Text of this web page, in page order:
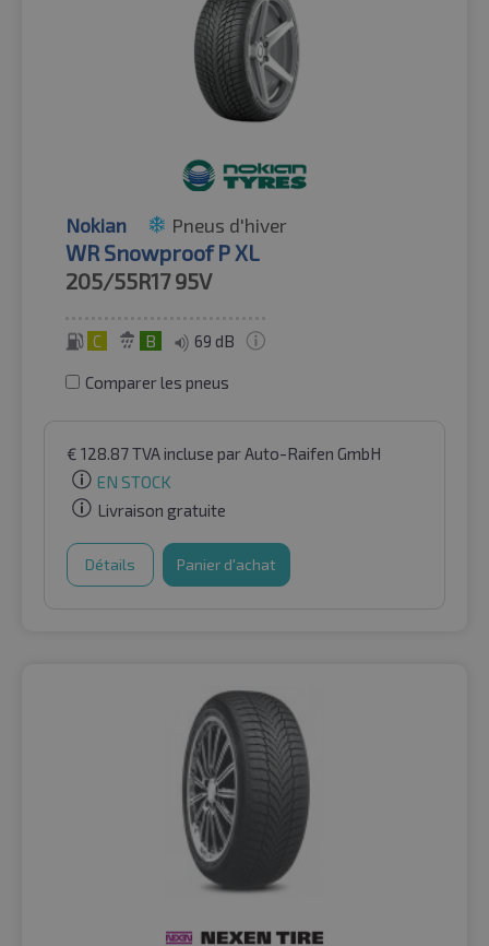
Nokian Pneus d'hiver
WR Snowproof P XL
205/55R17 95V
C B 69 dB
Comparer les pneus
€ 128.87TVA incluse par Auto-Raifen GmbH
EN STOCK
Livraison gratuite
Détails Panier d'achat